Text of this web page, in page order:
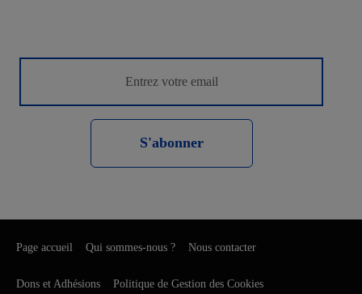
S'abonner
Page accueil Qui sommes-nous ? Nous contacter
Dons et Adhésions Politique de Gestion des Cookies